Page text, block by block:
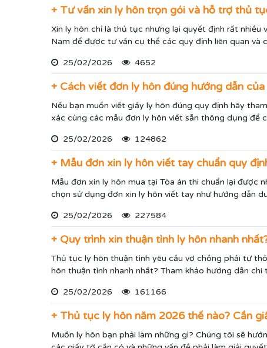
+ Tư vấn xin ly hôn trọn gói và hỗ trợ thủ
Xin ly hôn chỉ là thủ tục nhưng lại quyết định rất
Nam để được tư vấn cụ thể các quy định liên quan
25/02/2026 4652
+ Cách viết đơn ly hôn đúng hướng dẫn
Nếu bạn muốn viết giấy ly hôn đúng quy định hãy
xác cùng các mẫu đơn ly hôn viết sẵn thông dụng để
25/02/2026 124862
+ Mẫu đơn xin ly hôn viết tay chuẩn quy
Mẫu đơn xin ly hôn mua tại Tòa án thì chuẩn lại được
chọn sử dụng đơn xin ly hôn viết tay như hướng dẫn
25/02/2026 227584
+ Quy trình xin thuận tình ly hôn nhanh
Thủ tục ly hôn thuận tình yêu cầu vợ chồng phải tự
hôn thuận tình nhanh nhất? Tham khảo hướng dẫn
25/02/2026 161166
+ Thủ tục ly hôn năm 2026 thế nào? Cần
Muốn ly hôn bạn phải làm những gì? Chúng tôi sẽ